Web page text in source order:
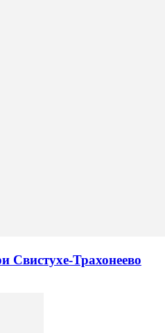
Свистухе-Трахонеево